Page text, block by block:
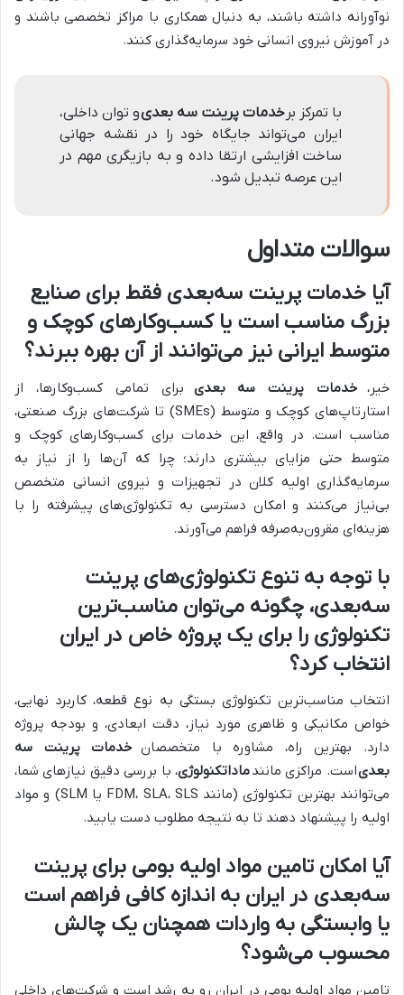
نوآورانه داشته باشند، به دنبال همکاری با مراکز تخصصی باشند و
در آموزش نیروی انسانی خود سرمایه‌گذاری کنند.
با تمرکز بر خدمات پرینت سه بعدیو توان داخلی،
ایران می‌تواند جایگاه خود را در نقشه جهانی
ساخت افزایشی ارتقا داده و به بازیگری مهم در
این عرصه تبدیل شود.
سوالات متداول
آیا خدمات پرینت سه‌بعدی فقط برای صنایع
بزرگ مناسب است یا کسب‌وکارهای کوچک و
متوسط ایرانی نیز می‌توانند از آن بهره ببرند؟
خیر، خدمات پرینت سه بعدی برای تمامی کسب‌وکارها، از
استارتاپ‌های کوچک و متوسط (SMEs) تا شرکت‌های بزرگ صنعتی،
مناسب است. در واقع، این خدمات برای کسب‌وکارهای کوچک و
متوسط حتی مزایای بیشتری دارند؛ چرا که آن‌ها را از نیاز به
سرمایه‌گذاری اولیه کلان در تجهیزات و نیروی انسانی متخصص
بی‌نیاز می‌کنند و امکان دسترسی به تکنولوژی‌های پیشرفته را با
هزینه‌ای مقرون‌به‌صرفه فراهم می‌آورند.
با توجه به تنوع تکنولوژی‌های پرینت
سه‌بعدی، چگونه می‌توان مناسب‌ترین
تکنولوژی را برای یک پروژه خاص در ایران
انتخاب کرد؟
انتخاب مناسب‌ترین تکنولوژی بستگی به نوع قطعه، کاربرد نهایی،
خواص مکانیکی و ظاهری مورد نیاز، دقت ابعادی، و بودجه پروژه
دارد. بهترین راه، مشاوره با متخصصان خدمات پرینت سه
بعدیاست. مراکزی مانندماداتکنولوژی، با بررسی دقیق نیازهای شما،
می‌توانند بهترین تکنولوژی (مانند FDM، SLA، SLS یا SLM) و مواد
اولیه را پیشنهاد دهند تا به نتیجه مطلوب دست یابید.
آیا امکان تامین مواد اولیه بومی برای پرینت
سه‌بعدی در ایران به اندازه کافی فراهم است
یا وابستگی به واردات همچنان یک چالش
محسوب می‌شود؟
تامین مواد اولیه بومی در ایران رو به رشد است و شرکت‌های داخلی